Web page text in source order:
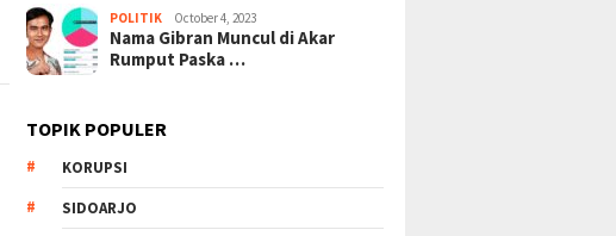
POLITIK October 4, 2023
Nama Gibran Muncul di Akar
Rumput Paska …
TOPIK POPULER
KORUPSI
SIDOARJO